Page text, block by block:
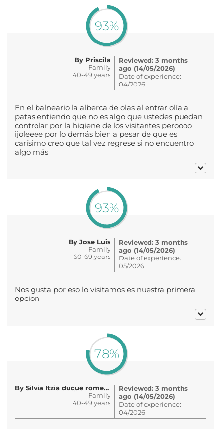
93%
By Priscila
Family
40-49 years
Reviewed: 3 months
ago (14/05/2026)
Date of experience:
04/2026
En el balneario la alberca de olas al entrar olía a
patas entiendo que no es algo que ustedes puedan
controlar por la higiene de los visitantes peroooo
ijoleeee por lo demás bien a pesar de que es
carísimo creo que tal vez regrese si no encuentro
algo más
93%
By Jose Luis
Family
60-69 years
Reviewed: 3 months
ago (14/05/2026)
Date of experience:
05/2026
Nos gusta por eso lo visitamos es nuestra primera
opcion
78%
By Silvia Itzia duque romero
Family
40-49 years
Reviewed: 3 months
ago (14/05/2026)
Date of experience:
04/2026